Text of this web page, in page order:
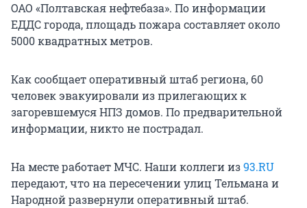
ОАО «Полтавская нефтебаза». По информации
ЕДДС города, площадь пожара составляет около
5000 квадратных метров.
Как сообщает оперативный штаб региона, 60
человек эвакуировали из прилегающих к
загоревшемуся НПЗ домов. По предварительной
информации, никто не пострадал.
На месте работает МЧС. Наши коллеги из93.RU
передают, что на пересечении улиц Тельмана и
Народной развернули оперативный штаб.